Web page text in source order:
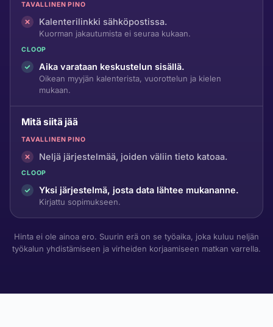
TAVALLINEN PINO
Kalenterilinkki sähköpostissa.
Kuorman jakautumista ei seuraa kukaan.
CLOOP
Aika varataan keskustelun sisällä.
Oikean myyjän kalenterista, vuorottelun ja kielen
mukaan.
Mitä siitä jää
TAVALLINEN PINO
Neljä järjestelmää, joiden väliin tieto katoaa.
CLOOP
Yksi järjestelmä, josta data lähtee mukananne.
Kirjattu sopimukseen.
Hinta ei ole ainoa ero. Suurin erä on se työaika, joka kuluu neljän
työkalun yhdistämiseen ja virheiden korjaamiseen matkan varrella.